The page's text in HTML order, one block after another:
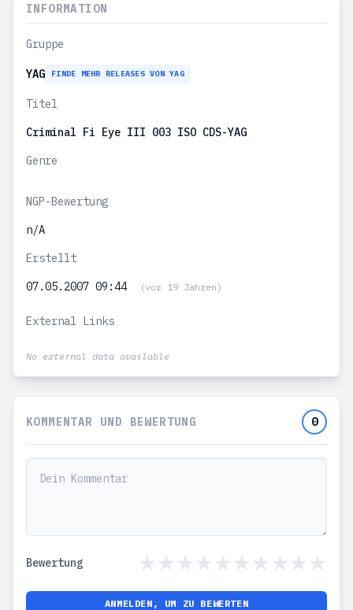
INFORMATION
Gruppe
YAG FINDE MEHR RELEASES VON YAG
Titel
Criminal Fi Eye III 003 ISO CDS-YAG
Genre
NGP-Bewertung
n/A
Erstellt
07.05.2007 09:44
(vor 19 Jahren)
External Links
No external data available
KOMMENTAR UND BEWERTUNG 0
Bewertung
ANMELDEN, UM ZU BEWERTEN